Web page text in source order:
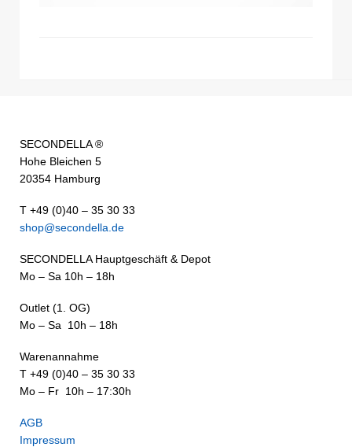
SECONDELLA ®
Hohe Bleichen 5
20354 Hamburg
T +49 (0)40 – 35 30 33
shop@secondella.de
SECONDELLA Hauptgeschäft & Depot
Mo – Sa 10h – 18h
Outlet (1. OG)
Mo – Sa 10h – 18h
Warenannahme
T +49 (0)40 – 35 30 33
Mo – Fr 10h – 17:30h
AGB
Impressum